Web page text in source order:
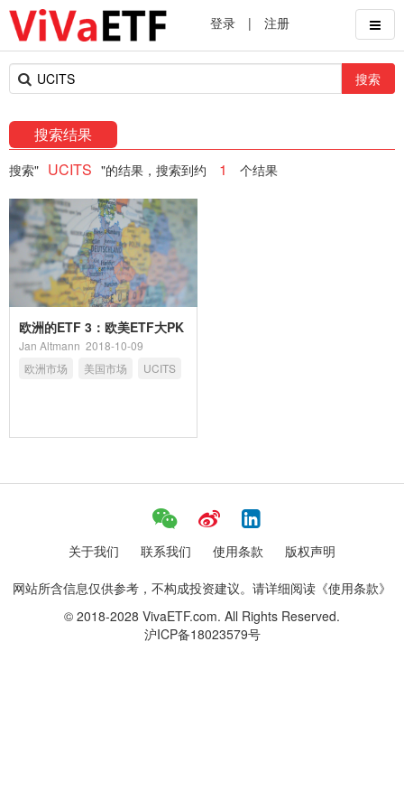
登录 | 注册
搜索
搜索结果
搜索" UCITS "的结果，搜索到约 1 个结果
欧洲的ETF 3：欧美ETF大PK
Jan Altmann 2018-10-09
欧洲市场
美国市场 UCITS
关于我们 联系我们 使用条款 版权声明
网站所含信息仅供参考，不构成投资建议。请详细阅读《使用条款》
© 2018-2028 VivaETF.com. All Rights Reserved.
沪ICP备18023579号